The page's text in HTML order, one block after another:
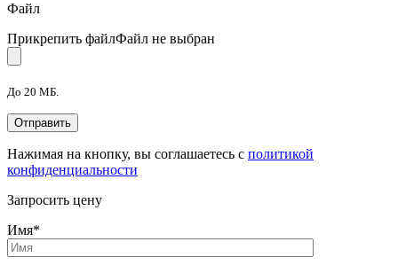
Файл
Прикрепить файлФайл не выбран
До 20 МБ.
Нажимая на кнопку, вы соглашаетесь с политикой
конфиденциальности
Запросить цену
Имя*